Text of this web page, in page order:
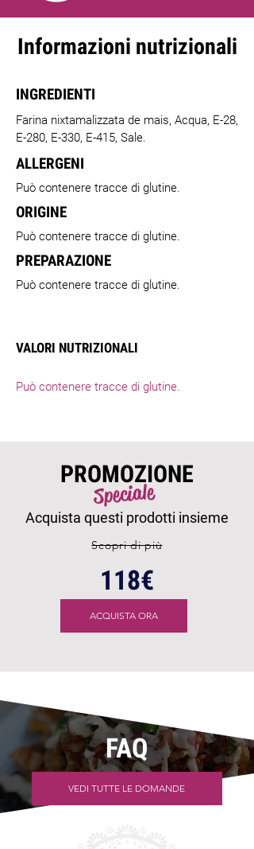
Informazioni nutrizionali
INGREDIENTI
Farina nixtamalizzata de mais, Acqua, E-28,
E-280, E-330, E-415, Sale.
ALLERGENI
Può contenere tracce di glutine.
ORIGINE
Può contenere tracce di glutine.
PREPARAZIONE
Può contenere tracce di glutine.
VALORI NUTRIZIONALI
Può contenere tracce di glutine.
PROMOZIONE
Speciale
Acquista questi prodotti insieme
Scopri di più
118€
ACQUISTA ORA
FAQ
VEDI TUTTE LE DOMANDE